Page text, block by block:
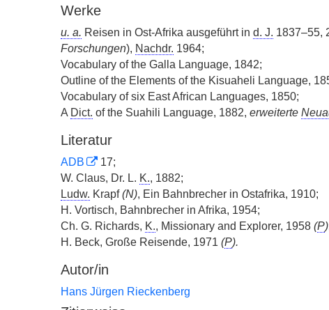
Werke
u. a. Reisen in Ost-Afrika ausgeführt in d. J. 1837–55,
Forschungen), Nachdr. 1964;
Vocabulary of the Galla Language, 1842;
Outline of the Elements of the Kisuaheli Language,
Vocabulary of six East African Languages, 1850;
A Dict. of the Suahili Language, 1882, erweiterte
Literatur
ADB
17;
W. Claus, Dr. L. K., 1882;
Ludw. Krapf(N), Ein Bahnbrecher in Ostafrika, 1910;
H. Vortisch, Bahnbrecher in Afrika, 1954;
Ch. G. Richards, K., Missionary and Explorer, 1958 (P)
H. Beck, Große Reisende, 1971 (P).
Autor/in
Hans Jürgen Rieckenberg